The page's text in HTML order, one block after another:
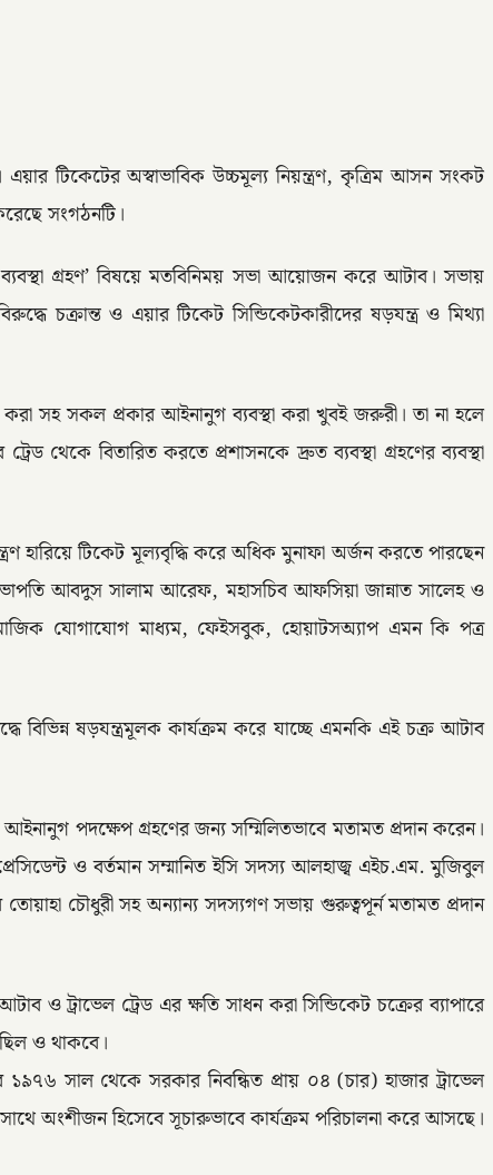
টিকেটের অস্বাভাবিক উচ্চমূল্য নিয়ন্ত্রণ, কৃত্রিম আসন সংকট
সংগঠনটি।
গ্রহণ’ বিষয়ে মতবিনিময় সভা আয়োজন করে আটাব। সভায়
চক্রান্ত ও এয়ার টিকেট সিন্ডিকেটকারীদের ষড়যন্ত্র ও মিথ্যা
সহ সকল প্রকার আইনানুগ ব্যবস্থা করা খুবই জরুরী। তা না হলে
থেকে বিতারিত করতে প্রশাসনকে দ্রুত ব্যবস্থা গ্রহণের ব্যবস্থা
হারিয়ে টিকেট মূল্যবৃদ্ধি করে অধিক মুনাফা অর্জন করতে পারছেন
সভাপতি আবদুস সালাম আরেফ, মহাসচিব আফসিয়া জান্নাত সালেহ ও
সামাজিক যোগাযোগ মাধ্যম, ফেইসবুক, হোয়াটসঅ্যাপ এমন কি পত্র
বিভিন্ন ষড়যন্ত্রমূলক কার্যক্রম করে যাচ্ছে এমনকি এই চক্র আটাব
পদক্ষেপ গ্রহণের জন্য সম্মিলিতভাবে মতামত প্রদান করেন।
ও বর্তমান সম্মানিত ইসি সদস্য আলহাজ্ব এইচ.এম. মুজিবুল
চৌধুরী সহ অন্যান্য সদস্যগণ সভায় গুরুত্বপূর্ন মতামত প্রদান
ও ট্রাভেল ট্রেড এর ক্ষতি সাধন করা সিন্ডিকেট চক্রের ব্যাপারে
ও থাকবে।
সাল থেকে সরকার নিবন্ধিত প্রায় ০৪ (চার) হাজার ট্রাভেল
অংশীজন হিসেবে সূচারুভাবে কার্যক্রম পরিচালনা করে আসছে।